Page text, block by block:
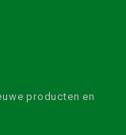
producten en